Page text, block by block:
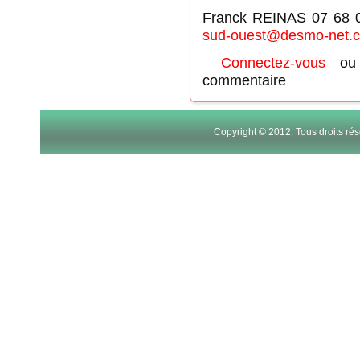
Franck REINAS 07 68
sud-ouest@desmo-
Connectez-vous
commentaire
Copyright © 2012. Tous droits